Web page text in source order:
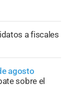
a fiscales
agosto
sobre el